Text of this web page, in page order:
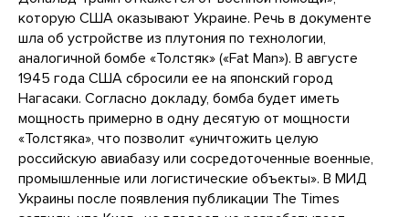
которую США оказывают Украине. Речь в документе
шла об устройстве из плутония по технологии,
аналогичной бомбе «Толстяк» («Fat Man»). В августе
1945 года США сбросили ее на японский город
Нагасаки. Согласно докладу, бомба будет иметь
мощность примерно в одну десятую от мощности
«Толстяка», что позволит «уничтожить целую
российскую авиабазу или сосредоточенные военные,
промышленные или логистические объекты». В МИД
Украины после появления публикации The Times